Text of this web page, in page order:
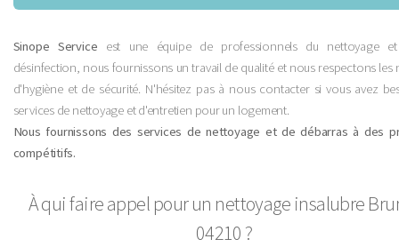
Sinope Service est une équipe de professionnels du nettoyage
désinfection, nous fournissons un travail de qualité et nous respectons les
d'hygiène et de sécurité. N'hésitez pas à nous contacter si vous avez
services de nettoyage et d'entretien pour un logement.
Nous fournissons des services de nettoyage et de débarras à des
compétitifs.
À qui faire appel pour un nettoyage insalubre
04210 ?